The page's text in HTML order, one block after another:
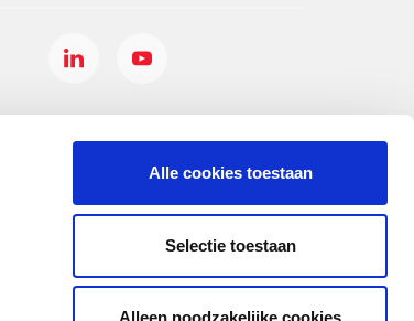
Alle cookies toestaan
Selectie toestaan
Alleen noodzakelijke cookies